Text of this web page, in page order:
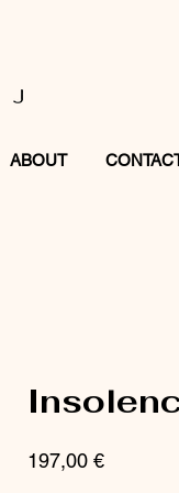
ABOUT
197,00 €Prix